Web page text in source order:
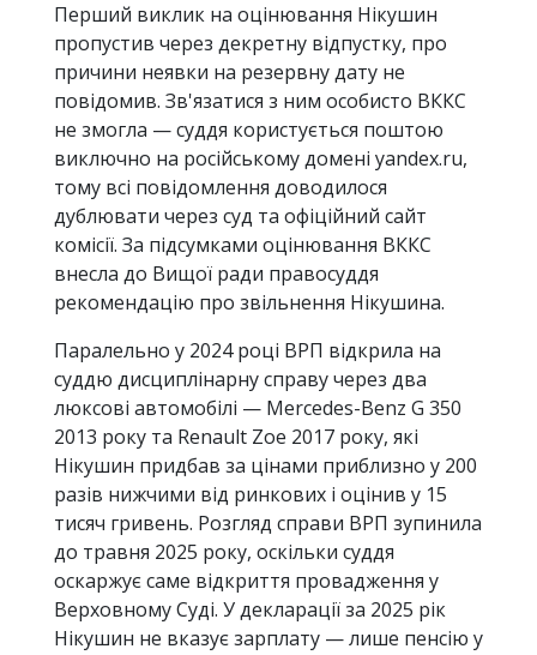
Перший виклик на оцінювання Нікушин
пропустив через декретну відпустку, про
причини неявки на резервну дату не
повідомив. Зв'язатися з ним особисто ВККС
не змогла — суддя користується поштою
виключно на російському домені yandex.ru,
тому всі повідомлення доводилося
дублювати через суд та офіційний сайт
комісії. За підсумками оцінювання ВККС
внесла до Вищої ради правосуддя
рекомендацію про звільнення Нікушина.
Паралельно у 2024 році ВРП відкрила на
суддю дисциплінарну справу через два
люксові автомобілі — Mercedes-Benz G 350
2013 року та Renault Zoе 2017 року, які
Нікушин придбав за цінами приблизно у 200
разів нижчими від ринкових і оцінив у 15
тисяч гривень. Розгляд справи ВРП зупинила
до травня 2025 року, оскільки суддя
оскаржує саме відкриття провадження у
Верховному Суді. У декларації за 2025 рік
Нікушин не вказує зарплату — лише пенсію у